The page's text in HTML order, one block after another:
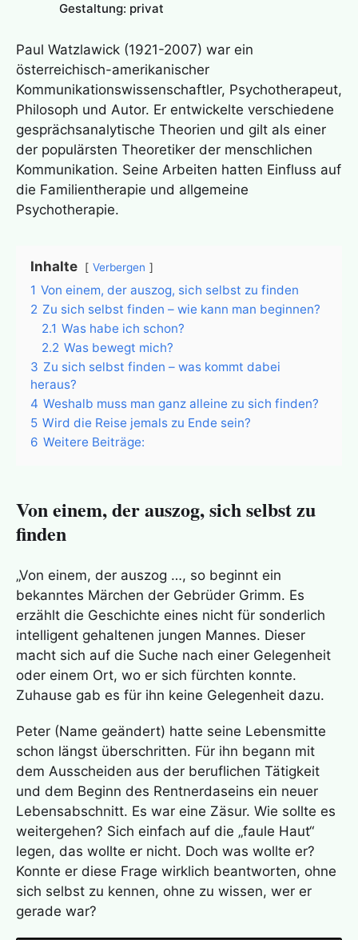
Gestaltung: privat
Paul Watzlawick (1921-2007) war ein
österreichisch-amerikanischer
Kommunikationswissenschaftler, Psychotherapeut,
Philosoph und Autor. Er entwickelte verschiedene
gesprächsanalytische Theorien und gilt als einer
der populärsten Theoretiker der menschlichen
Kommunikation. Seine Arbeiten hatten Einfluss auf
die Familientherapie und allgemeine
Psychotherapie.
Inhalte Verbergen
1 Von einem, der auszog, sich selbst zu finden
2 Zu sich selbst finden – wie kann man beginnen?
2.1 Was habe ich schon?
2.2 Was bewegt mich?
3 Zu sich selbst finden – was kommt dabei
heraus?
4 Weshalb muss man ganz alleine zu sich finden?
5 Wird die Reise jemals zu Ende sein?
6 Weitere Beiträge:
Von einem, der auszog, sich selbst zu
finden
„Von einem, der auszog …, so beginnt ein
bekanntes Märchen der Gebrüder Grimm. Es
erzählt die Geschichte eines nicht für sonderlich
intelligent gehaltenen jungen Mannes. Dieser
macht sich auf die Suche nach einer Gelegenheit
oder einem Ort, wo er sich fürchten konnte.
Zuhause gab es für ihn keine Gelegenheit dazu.
Peter (Name geändert) hatte seine Lebensmitte
schon längst überschritten. Für ihn begann mit
dem Ausscheiden aus der beruflichen Tätigkeit
und dem Beginn des Rentnerdaseins ein neuer
Lebensabschnitt. Es war eine Zäsur. Wie sollte es
weitergehen? Sich einfach auf die „faule Haut“
legen, das wollte er nicht. Doch was wollte er?
Konnte er diese Frage wirklich beantworten, ohne
sich selbst zu kennen, ohne zu wissen, wer er
gerade war?